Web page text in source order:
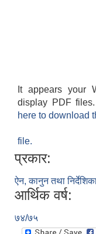
It appears your
display PDF files.
here to download
file.
प्रकार:
ऐन, कानुन तथा
आर्थिक वर्ष:
७४/७५